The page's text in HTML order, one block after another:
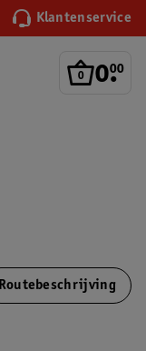
Klantenservice
0.
00
Routebeschrijving